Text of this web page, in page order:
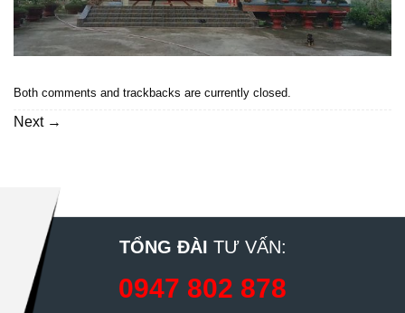
Both comments and trackbacks are currently closed.
Next →
TỔNG ĐÀI TƯ VẤN:
0947 802 878